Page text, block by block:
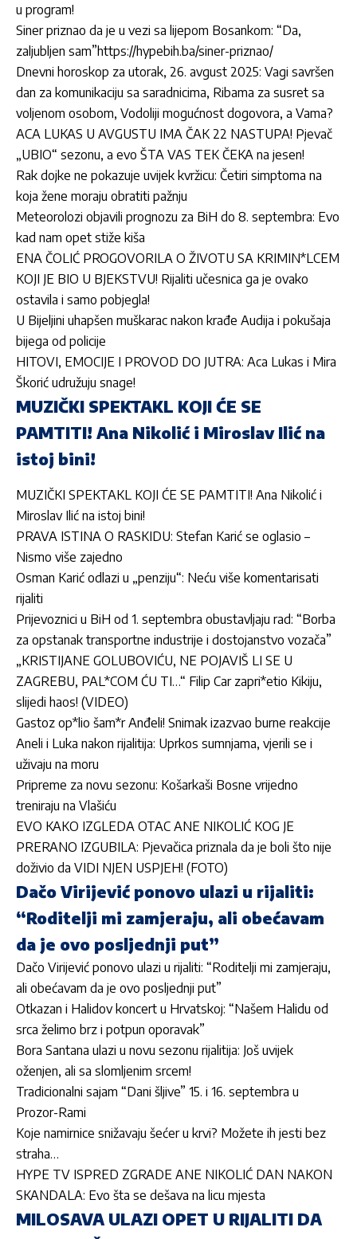
u program!
Siner priznao da je u vezi sa lijepom Bosankom: “Da,
zaljubljen sam”https://hypebih.ba/siner-priznao/
Dnevni horoskop za utorak, 26. avgust 2025: Vagi savršen
dan za komunikaciju sa saradnicima, Ribama za susret sa
voljenom osobom, Vodoliji mogućnost dogovora, a Vama?
ACA LUKAS U AVGUSTU IMA ČAK 22 NASTUPA! Pjevač
„UBIO“ sezonu, a evo ŠTA VAS TEK ČEKA na jesen!
Rak dojke ne pokazuje uvijek kvržicu: Četiri simptoma na
koja žene moraju obratiti pažnju
Meteorolozi objavili prognozu za BiH do 8. septembra: Evo
kad nam opet stiže kiša
ENA ČOLIĆ PROGOVORILA O ŽIVOTU SA KRIMIN*LCEM
KOJI JE BIO U BJEKSTVU! Rijaliti učesnica ga je ovako
ostavila i samo pobjegla!
U Bijeljini uhapšen muškarac nakon krađe Audija i pokušaja
bijega od policije
HITOVI, EMOCIJE I PROVOD DO JUTRA: Aca Lukas i Mira
Škorić udružuju snage!
MUZIČKI SPEKTAKL KOJI ĆE SE
PAMTITI! Ana Nikolić i Miroslav Ilić na
istoj bini!
MUZIČKI SPEKTAKL KOJI ĆE SE PAMTITI! Ana Nikolić i
Miroslav Ilić na istoj bini!
PRAVA ISTINA O RASKIDU: Stefan Karić se oglasio –
Nismo više zajedno
Osman Karić odlazi u „penziju“: Neću više komentarisati
rijaliti
Prijevoznici u BiH od 1. septembra obustavljaju rad: “Borba
za opstanak transportne industrije i dostojanstvo vozača”
„KRISTIJANE GOLUBOVIĆU, NE POJAVIŠ LI SE U
ZAGREBU, PAL*COM ĆU TI…“ Filip Car zapri*etio Kikiju,
slijedi haos! (VIDEO)
Gastoz op*lio šam*r Anđeli! Snimak izazvao burne reakcije
Aneli i Luka nakon rijalitija: Uprkos sumnjama, vjerili se i
uživaju na moru
Pripreme za novu sezonu: Košarkaši Bosne vrijedno
treniraju na Vlašiću
EVO KAKO IZGLEDA OTAC ANE NIKOLIĆ KOG JE
PRERANO IZGUBILA: Pjevačica priznala da je boli što nije
doživio da VIDI NJEN USPJEH! (FOTO)
Dačo Virijević ponovo ulazi u rijaliti:
“Roditelji mi zamjeraju, ali obećavam
da je ovo posljednji put”
Dačo Virijević ponovo ulazi u rijaliti: “Roditelji mi zamjeraju,
ali obećavam da je ovo posljednji put”
Otkazan i Halidov koncert u Hrvatskoj: “Našem Halidu od
srca želimo brz i potpun oporavak”
Bora Santana ulazi u novu sezonu rijalitija: Još uvijek
oženjen, ali sa slomljenim srcem!
Tradicionalni sajam “Dani šljive” 15. i 16. septembra u
Prozor-Rami
Koje namirnice snižavaju šećer u krvi? Možete ih jesti bez
straha…
HYPE TV ISPRED ZGRADE ANE NIKOLIĆ DAN NAKON
SKANDALA: Evo šta se dešava na licu mjesta
MILOSAVA ULAZI OPET U RIJALITI DA